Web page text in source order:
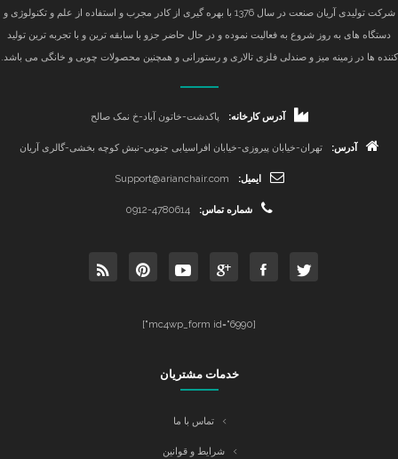
شرکت تولیدی آریان صنعت در سال 1376 با بهره گیری از کادر مجرب و استفاده از علم و تکنولوژی و
دستگاه های به روز شروع به فعالیت نموده و در حال حاضر جزو با سابقه ترین و با تجربه ترین تولید
کننده ها در زمینه میز و صندلی فلزی تالاری و رستورانی و همچنین محصولات چوبی و خانگی می باشد.
آدرس کارخانه: پاکدشت-خاتون آباد-خ نمک صالح
آدرس: تهران-خیابان پیروزی-خیابان افراسیابی جنوبی-نبش کوچه بخشی-گالری آریان
ایمیل: Support@arianchair.com
شماره تماس: 0912-4780614
[mc4wp_form id="6990"]
خدمات مشتریان
تماس با ما
شرایط و قوانین